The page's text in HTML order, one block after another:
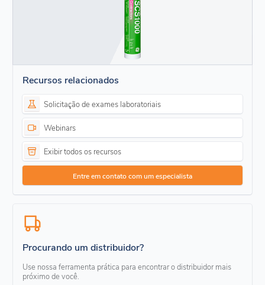
Recursos relacionados
Solicitação de exames laboratoriais
Webinars
Exibir todos os recursos
Entre em contato com um especialista
Procurando um distribuidor?
Use nossa ferramenta prática para encontrar o distribuidor mais
próximo de você.